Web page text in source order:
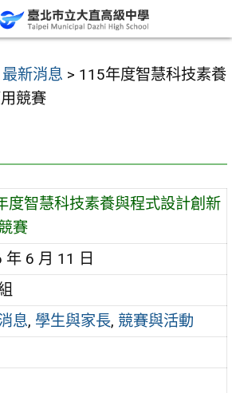
最新消息 > 115年度智慧科技素養
競賽
度智慧科技素養與程式設計創新
賽
年 6 月 11 日
息, 學生與家長, 競賽與活動